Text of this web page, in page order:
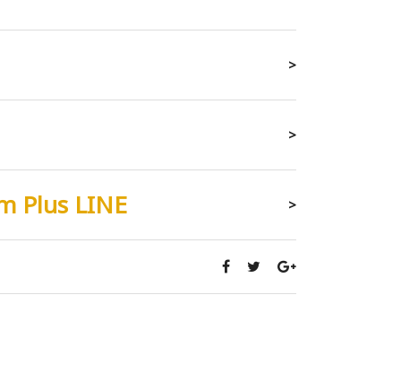
>
>
Plus LINE >